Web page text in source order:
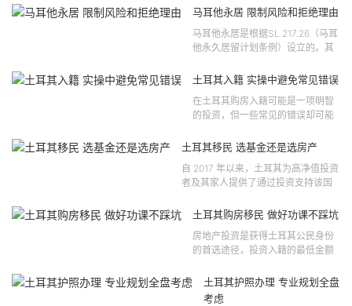
马耳他永居 限制风险和拒绝理由
马耳他永居是根据SL 217.26（马耳
他永久居留计划条例）设立的。其
121 号法律公告，并随后根据2024
土耳其入籍 实操中避免常见错误
在土耳其购房入籍可能是一项明智
的投资，但一些常见的错误却可能
失。许多投资者轻信营销宣传或不
土耳其移民 选基金还是选房产
自 2017 年以来，土耳其为高净值投资
者及其家人提供了通过投资支持该国
会。 该计划的一大亮点在于其涵盖广
土耳其购房移民 做好功课不踩坑
房地产投资是获得土耳其公民身份
的首选途径，投资入籍的最低金额
二手房产。这一门槛自2019年调整
以来一直未变，适用于经持牌...
土耳其护照办理 专业规划全盘
考虑